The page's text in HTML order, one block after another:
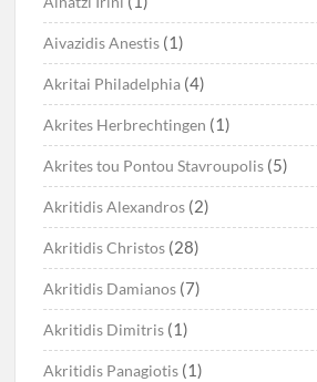
Aivazidis Anestis (1)
Akritai Philadelphia (4)
Akrites Herbrechtingen (1)
Akrites tou Pontou Stavroupolis (5)
Akritidis Alexandros (2)
Akritidis Christos (28)
Akritidis Damianos (7)
Akritidis Dimitris (1)
Akritidis Panagiotis (1)